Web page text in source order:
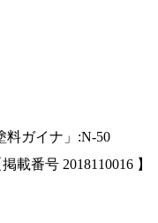
料ガイナ」:N-50
掲載番号 2018110016 】